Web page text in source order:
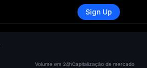
Sign Up
Volume em 24hCapitalização de mercado